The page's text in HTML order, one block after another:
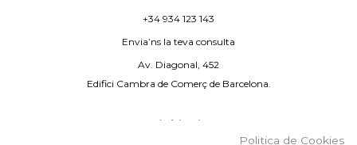
+34 934 123 143
Envia’ns la teva consulta
Av. Diagonal, 452
Edifici Cambra de Comerç de Barcelona.
Avís legal
Politica de Cookies